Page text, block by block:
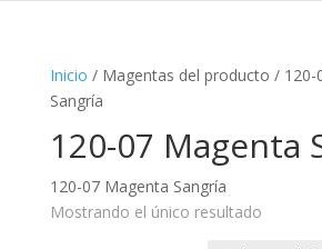
Inicio / Magentas del producto / 120-
Sangría
120-07 Magenta
120-07 Magenta Sangría
Mostrando el único resultado